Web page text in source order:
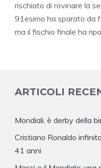
rischiato di rovinare la
91esimo ha sparato da
ma il fischio finale ha
ARTICOLI
Mondiali, è derby della
Cristiano Ronaldo
41 anni